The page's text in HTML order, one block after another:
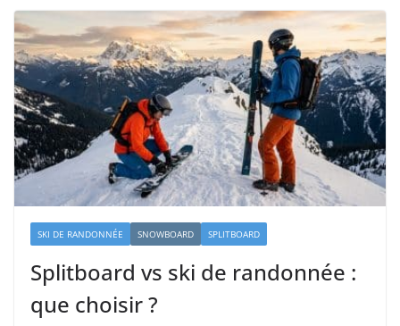
SKI DE RANDONNÉE SNOWBOARD SPLITBOARD
Splitboard vs ski de randonnée :
que choisir ?